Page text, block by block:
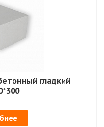
гладкий